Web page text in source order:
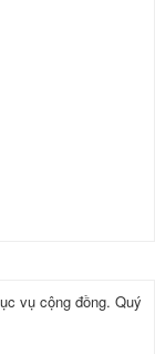
vụ cộng đồng. Quý